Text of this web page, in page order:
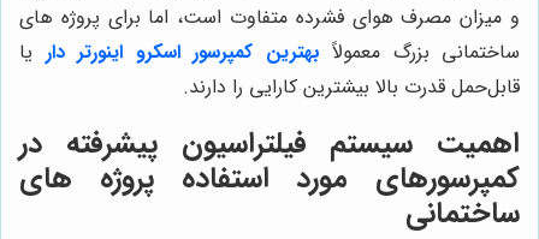
و میزان مصرف هوای فشرده متفاوت است، اما برای پروژه های
ساختمانی بزرگ معمولاً بهترین کمپرسور اسکرو اینورتر دار یا
قابل‌حمل قدرت بالا بیشترین کارایی را دارند.
اهمیت سیستم فیلتراسیون پیشرفته در
کمپرسورهای مورد استفاده پروژه های
ساختمانی